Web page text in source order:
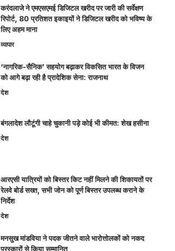
करंदलाजे ने एमएसएमई डिजिटल खरीद पर जारी की सर्वेक्षण
रिपोर्ट, 80 प्रतिशत इकाइयों ने डिजिटल खरीद को भविष्य के
लिए अहम माना
व्यापार
‘नागरिक-सैनिक’ सहयोग बढ़ाकर विकसित भारत के विजन
को आगे बढ़ा रही है प्रादेशिक सेना: राजनाथ
देश
बंगलादेश लौटूंगी चाहे चुकानी पड़े कोई भी कीमत: शेख हसीना
देश
आरएसी यात्रियों को बिस्तर किट नहीं मिलने की शिकायतों पर
रेलवे बोर्ड सख्त, सभी जोन को पूर्ण बिस्तर उपलब्ध कराने के
निर्देश
देश
मनसुख मांडविया ने पदक जीतने वाले भारोत्तोलकों को नकद
पुरस्कारों से किया सम्मानित